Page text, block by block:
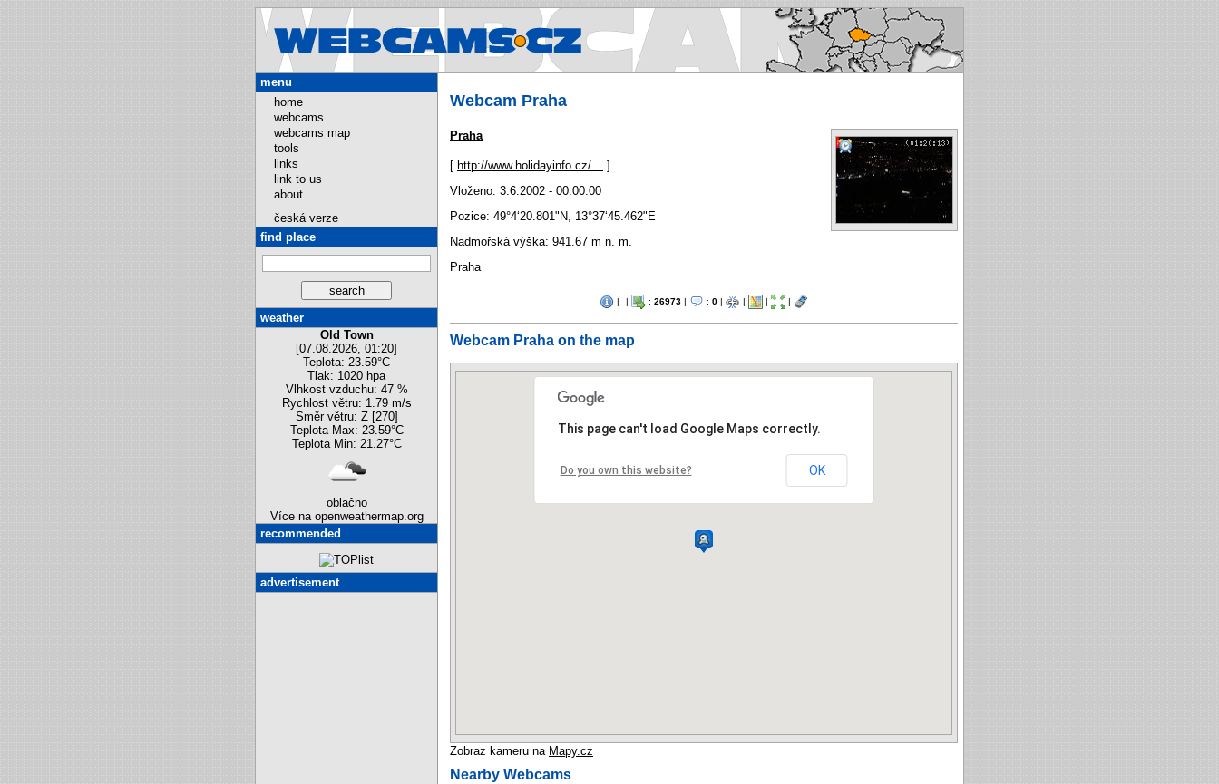
Webcams.cz - Webcams in Czech republic
Webcam Praha
Praha
[ http://www.holidayinfo.cz/…
]
Vloženo: 3.6.2002 - 00:00:00
Pozice: 49°4‘20.801"N
13°37‘45.462"E
Nadmořská výška: 941.67 m n. m.
Praha
| | : 26973 | : 0 | | | |
Webcam Praha on the map
This page can't load Google Maps correctly.
Do you own this website? OK
Zobraz kameru na Mapy.cz
Nearby Webcams
menu
home
webcams
webcams map
tools
links
link to us
about
česká verze
find place
weather
Old Town
[07.08.2026, 01:20]
Teplota: 23.59°C
Tlak: 1020 hpa
Vlhkost vzduchu: 47 %
Rychlost větru: 1.79 m/s
Směr větru: Z [270]
Teplota Max: 23.59°C
Teplota Min: 21.27°C
oblačno
Více na openweathermap.org
recommended
advertisement